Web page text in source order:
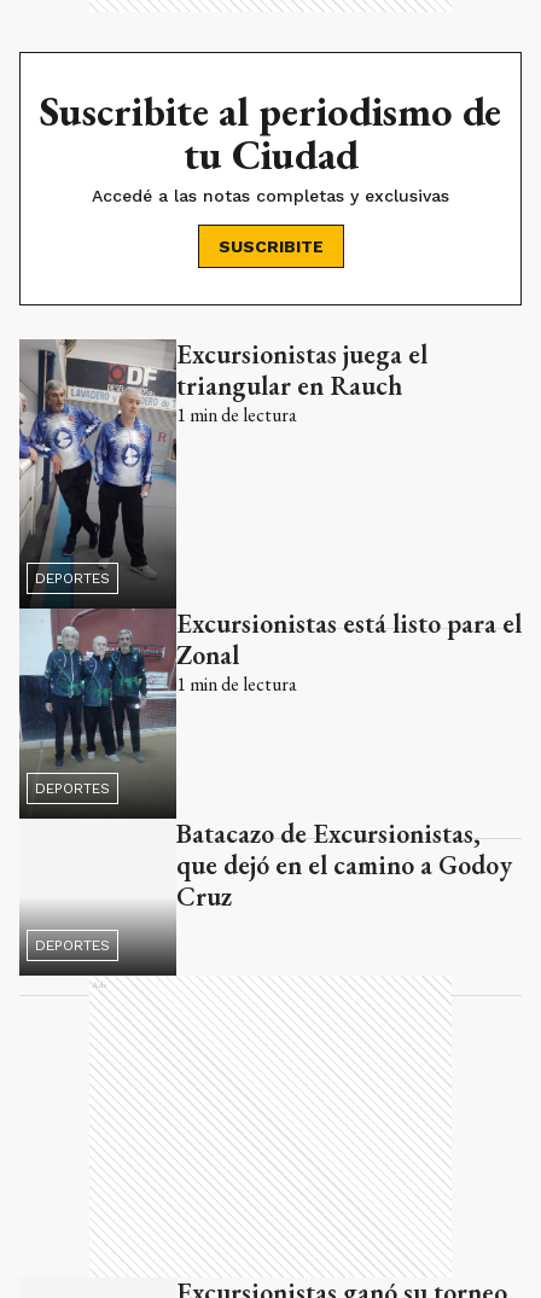
Suscribite al periodismo de
tu Ciudad
Accedé a las notas completas y exclusivas
SUSCRIBITE
DEPORTES
Excursionistas juega el
triangular en Rauch
1 min de lectura
DEPORTES
Excursionistas está listo para el
Zonal
1 min de lectura
DEPORTES
Batacazo de Excursionistas,
que dejó en el camino a Godoy
Cruz
Ads